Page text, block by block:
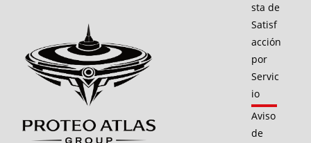
sta de
Satisf
acción
por
Servic
io
Aviso
de